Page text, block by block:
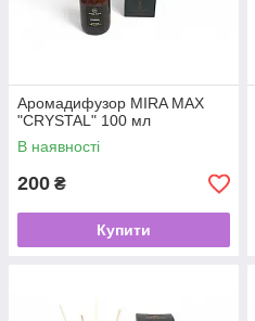
Аромадифузор MIRA MAX
"CRYSTAL" 100 мл
В наявності
200 ₴
Купити